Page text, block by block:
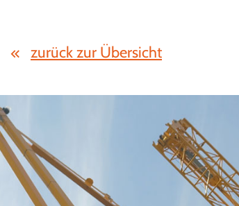
zurück zur Übersicht